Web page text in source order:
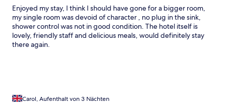
Enjoyed my stay, I think I should have gone for a bigger room,
my single room was devoid of character , no plug in the sink,
shower control was not in good condition. The hotel itself is
lovely, friendly staff and delicious meals, would definitely stay
there again.
Carol, Aufenthalt von 3 Nächten